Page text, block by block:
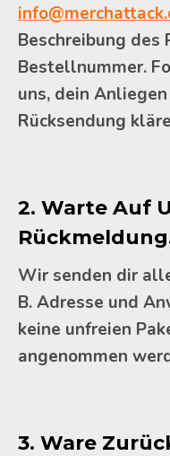
Beschreibung des
Bestellnummer.
uns, dein
Rücksendung
2. Warte Auf
Wir senden dir
B. Adresse und
keine unfreien
angenommen
3. Ware